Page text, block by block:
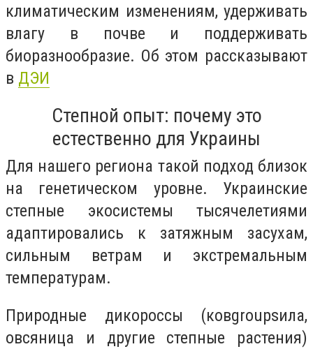
климатическим изменениям, удерживать
влагу в почве и поддерживать
биоразнообразие. Об этом рассказывают
в ДЭИ
Степной опыт: почему это
естественно для Украины
Для нашего региона такой подход близок
на генетическом уровне. Украинские
степные экосистемы тысячелетиями
адаптировались к затяжным засухам,
сильным ветрам и экстремальным
температурам.
Природные дикороссы (ковgroupsила,
овсяница и другие степные растения)